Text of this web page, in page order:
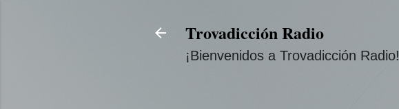
Trovadicción Radio
¡Bienvenidos a Trovadicción Radio!